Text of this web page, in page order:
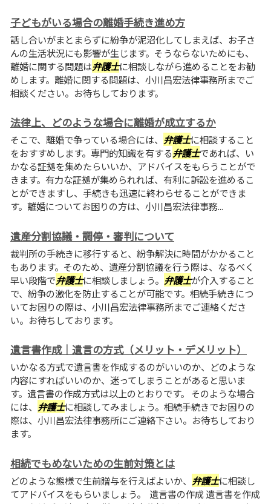
子どもがいる場合の離婚手続き進め方
話し合いがまとまらずに紛争が泥沼化してしまえば、お子さ
んの生活状況にも影響が生じます。そうならないためにも、
離婚に関する問題は弁護士に相談しながら進めることをお勧
めします。離婚に関する問題は、小川昌宏法律事務所までご
相談ください。お待ちしております。
法律上、どのような場合に離婚が成立するか
そこで、離婚で争っている場合には、 弁護士に相談すること
をおすすめします。専門的知識を有する弁護士であれば、い
かなる証拠を集めたらいいか、アドバイスをもらうことがで
きます。有力な証拠が集められれば、有利に訴訟を進めるこ
とができますし、手続きも迅速に終わらせることができま
す。離婚についてお困りの方は、小川昌宏法律事務...
遺産分割協議・調停・審判について
裁判所の手続きに移行すると、紛争解決に時間がかかること
もあります。そのため、遺産分割協議を行う際は、なるべく
早い段階で弁護士に相談しましょう。 弁護士が介入すること
で、紛争の激化を防止することが可能です。相続手続きにつ
いてお困りの際は、小川昌宏法律事務所までご連絡くださ
い。お待ちしております。
遺言書作成｜遺言の方式（メリット・デメリット）
いかなる方式で遺言書を作成するのがいいのか、どのような
内容にすればいいのか、迷ってしまうことがあると思いま
す。遺言書の作成方式は以上のとおりです。 そのような場合
には、 弁護士に相談してみましょう。相続手続きでお困りの
際は、小川昌宏法律事務所にご連絡下さい。お待ちしており
ます。
相続でもめないための生前対策とは
どのような態様で生前贈与を行えばよいか、 弁護士に相談し
てアドバイスをもらいましょう。 遺言書の作成 遺言書を作成